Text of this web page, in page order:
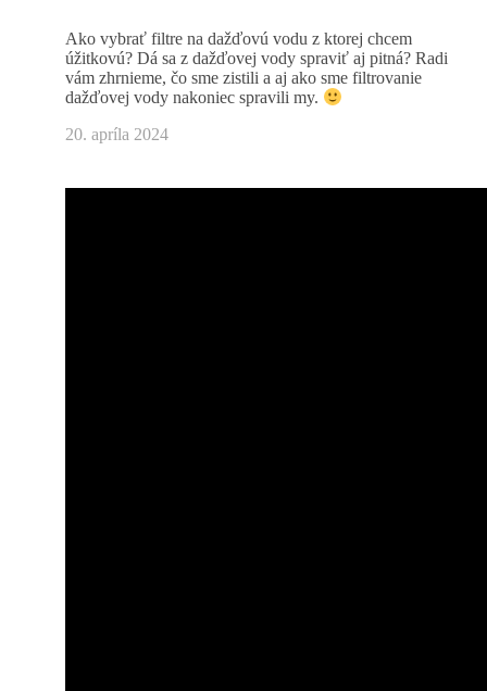
Ako vybrať filtre na dažďovú vodu z ktorej chcem
úžitkovú? Dá sa z dažďovej vody spraviť aj pitná? Radi
vám zhrnieme, čo sme zistili a aj ako sme filtrovanie
dažďovej vody nakoniec spravili my.
20. apríla 2024